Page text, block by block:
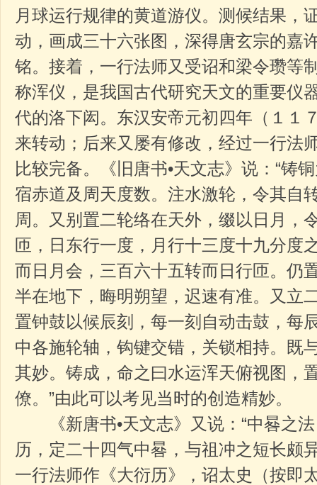
月球运行规律的黄道游仪。测候结果，
动，画成三十六张图，深得唐玄宗的嘉
铭。接着，一行法师又受诏和梁令瓒等
称浑仪，是我国古代研究天文的重要仪
代的洛下闳。东汉安帝元初四年（１１
来转动；后来又屡有修改，经过一行法
比较完备。《旧唐书•天文志》说：“铸
宿赤道及周天度数。注水激轮，令其自
周。又别置二轮络在天外，缀以日月，
匝，日东行一度，月行十三度十九分度
而日月会，三百六十五转而日行匝。仍
半在地下，晦明朔望，迟速有准。又立
置钟鼓以候辰刻，每一刻自动击鼓，每
中各施轮轴，钩键交错，关锁相持。既
其妙。铸成，命之曰水运浑天俯视图，
僚。”由此可以考见当时的创造精妙。
《新唐书•天文志》又说：“中晷之法
历，定二十四气中晷，与祖冲之短长颇
一行法师作《大衍历》，诏太史（按即